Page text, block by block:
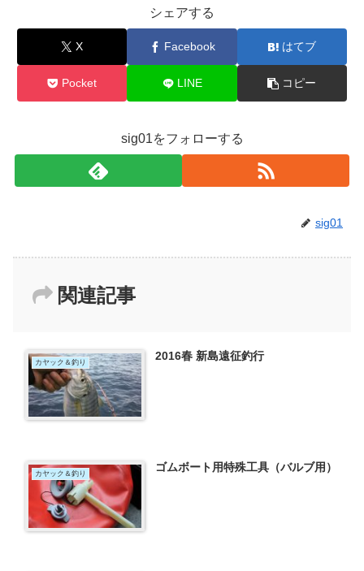
シェアする
X Facebook はてブ
Pocket LINE コピー
sig01をフォローする
sig01
関連記事
カヤック＆釣り 2016春 新島遠征釣行
カヤック＆釣り ゴムボート用特殊工具（バルブ用）